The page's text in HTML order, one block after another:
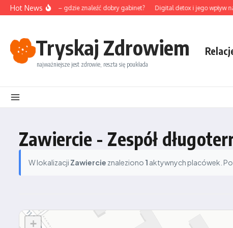
Przejdź do treści
Hot News
na Śląsku – gdzie znaleźć dobry gabinet? Digital detox i jego wpływ na
Tryskaj Zdrowiem
najważniejsze jest zdrowie, reszta się poukłada
Zawiercie - Zespół
W lokalizacji Zawiercie znaleziono 1 aktywnych placówek.
+